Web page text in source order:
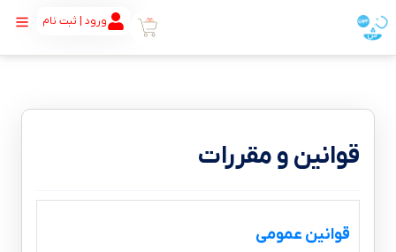
ورود | ثبت نام
قوانین و مقررات
قوانین عمومی